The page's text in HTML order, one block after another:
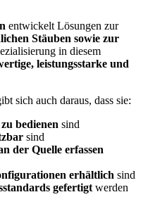
entwickelt Lösungen zur
Stäuben sowie zur
in diesem
leistungsstarke und
sich auch daraus, dass sie:
bedienen sind
sind
der Quelle erfassen
erhältlich sind
gefertigt werden